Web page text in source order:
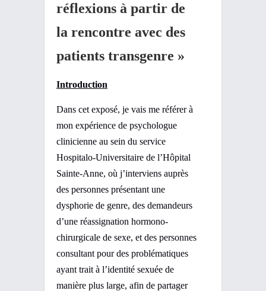
réflexions à partir de
la rencontre avec des
patients transgenre »
Introduction
Dans cet exposé, je vais me référer à
mon expérience de psychologue
clinicienne au sein du service
Hospitalo-Universitaire de l’Hôpital
Sainte-Anne, où j’interviens auprès
des personnes présentant une
dysphorie de genre, des demandeurs
d’une réassignation hormono-
chirurgicale de sexe, et des personnes
consultant pour des problématiques
ayant trait à l’identité sexuée de
manière plus large, afin de partager